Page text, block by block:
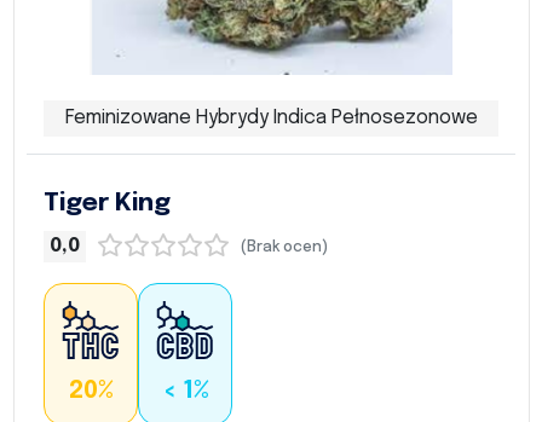
Feminizowane Hybrydy Indica Pełnosezonowe
Tiger King
0,0 (Brak ocen)
20% < 1%